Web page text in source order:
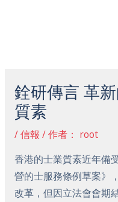
銓研傳言 革
質素
/信報 / 作者： root
香港的士業質素近年備
營的士服務條例草案》
改革，但因立法會會期